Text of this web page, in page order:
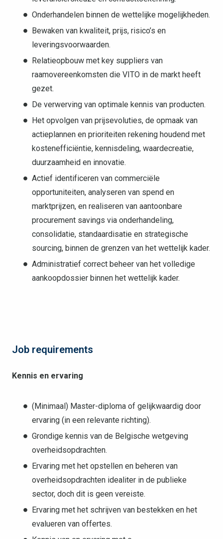
Onderhandelen binnen de wettelijke mogelijkheden.
Bewaken van kwaliteit, prijs, risico’s en
leveringsvoorwaarden.
Relatieopbouw met key suppliers van
raamovereenkomsten die VITO in de markt heeft
gezet.
De verwerving van optimale kennis van producten.
Het opvolgen van prijsevoluties, de opmaak van
actieplannen en prioriteiten rekening houdend met
kostenefficiëntie, kennisdeling, waardecreatie,
duurzaamheid en innovatie.
Actief identificeren van commerciële
opportuniteiten, analyseren van spend en
marktprijzen, en realiseren van aantoonbare
procurement savings via onderhandeling,
consolidatie, standaardisatie en strategische
sourcing, binnen de grenzen van het wettelijk kader.
Administratief correct beheer van het volledige
aankoopdossier binnen het wettelijk kader.
Job requirements
Kennis en ervaring
(Minimaal) Master-diploma of gelijkwaardig door
ervaring (in een relevante richting).
Grondige kennis van de Belgische wetgeving
overheidsopdrachten.
Ervaring met het opstellen en beheren van
overheidsopdrachten idealiter in de publieke
sector, doch dit is geen vereiste.
Ervaring met het schrijven van bestekken en het
evalueren van offertes.